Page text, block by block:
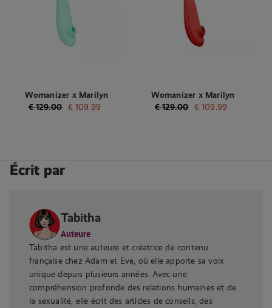
Womanizer x Marilyn
Monroe - Stimulateur
€129.00 € 109.99
Womanizer x Marilyn
Monroe - Stimulateur
€129.00 € 109.99
Écrit par
Tabitha
Auteure
Tabitha est une auteure et créatrice de contenu
française chez Adam et Eve, où elle apporte sa voix
unique depuis plusieurs années. Avec une
compréhension profonde des relations humaines et de
la sexualité, elle écrit des articles de conseils, des